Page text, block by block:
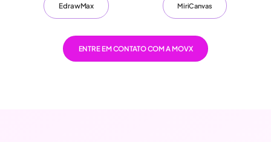
EdrawMax MiriCanvas
ENTRE EM CONTATO COM A MOVX